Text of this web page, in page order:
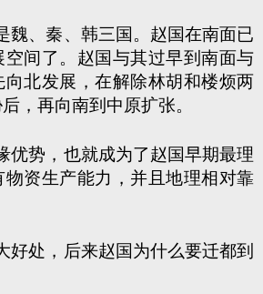
魏、秦、韩三国。赵国在南面已
间了。赵国与其过早到南面与
北发展，在解除林胡和楼烦两
，再向南到中原扩张。
优势，也就成为了赵国早期最理
资生产能力，并且地理相对靠
好处，后来赵国为什么要迁都到